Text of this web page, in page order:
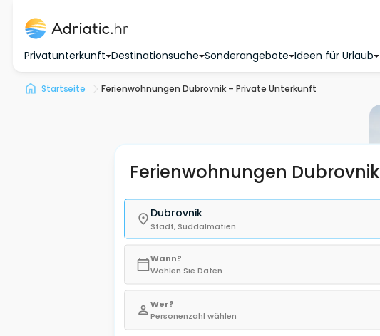
Privatunterkunft Destinationsuche Sonderangebote Ideen für Urlaub
Startseite Ferienwohnungen Dubrovnik – Private Unterkunft
Ferienwohnungen Dubrovnik
Dubrovnik
Stadt, Süddalmatien
Wann?
Wählen Sie Daten
Wer?
Personenzahl wählen